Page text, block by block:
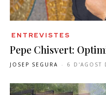
ENTREVISTES
Pepe Chisvert:
JOSEP SEGURA - 6 D'AGOST